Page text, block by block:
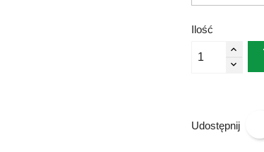
Ilość
Udostępnij